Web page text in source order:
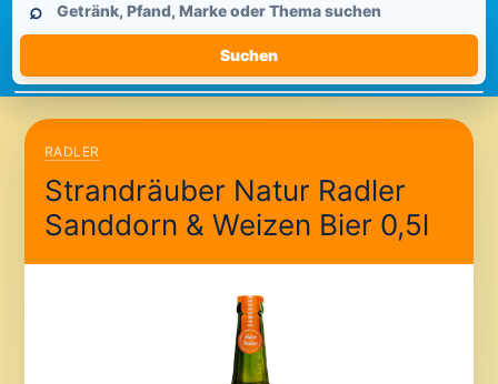
durchsuchen
⌕
Suchen
RADLER
Strandräuber Natur Radler
Sanddorn & Weizen Bier 0,5l